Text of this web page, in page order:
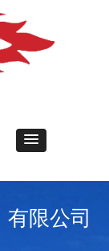
限公司